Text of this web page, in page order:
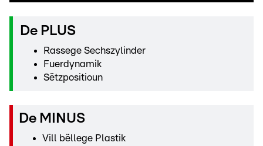
De PLUS
Rassege Sechszylinder
Fuerdynamik
Sëtzpositioun
De MINUS
Vill bëllege Plastik